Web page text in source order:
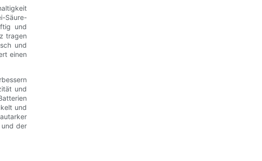
Säure-
und
tragen
und
einen
und
und
und der